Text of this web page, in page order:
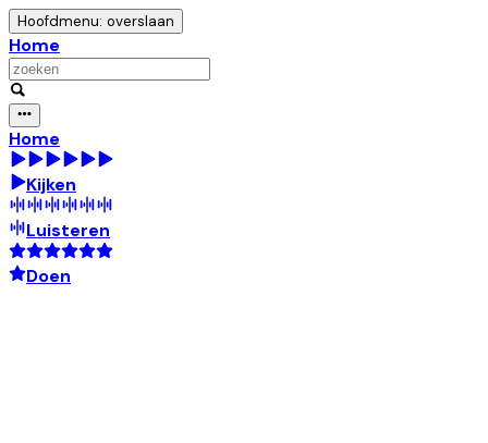
Hoofdmenu: overslaan
Home
Home
Kijken
Luisteren
Doen